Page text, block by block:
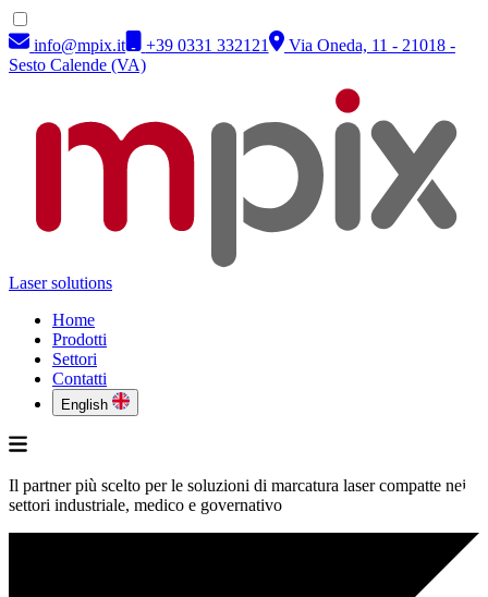
info@mpix.it +39 0331 332121
Via Oneda, 11 - 21018 -
Sesto Calende (VA)
Laser solutions
Home
Prodotti
Settori
Contatti
English
Il partner più scelto per le soluzioni di marcatura laser compatte nei
settori industriale, medico e governativo